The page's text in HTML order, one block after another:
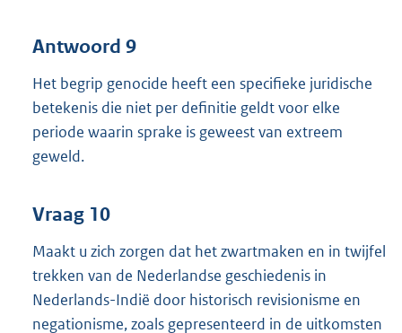
Antwoord 9
Het begrip genocide heeft een specifieke juridische
betekenis die niet per definitie geldt voor elke
periode waarin sprake is geweest van extreem
geweld.
Vraag 10
Maakt u zich zorgen dat het zwartmaken en in twijfel
trekken van de Nederlandse geschiedenis in
Nederlands-Indië door historisch revisionisme en
negationisme, zoals gepresenteerd in de uitkomsten